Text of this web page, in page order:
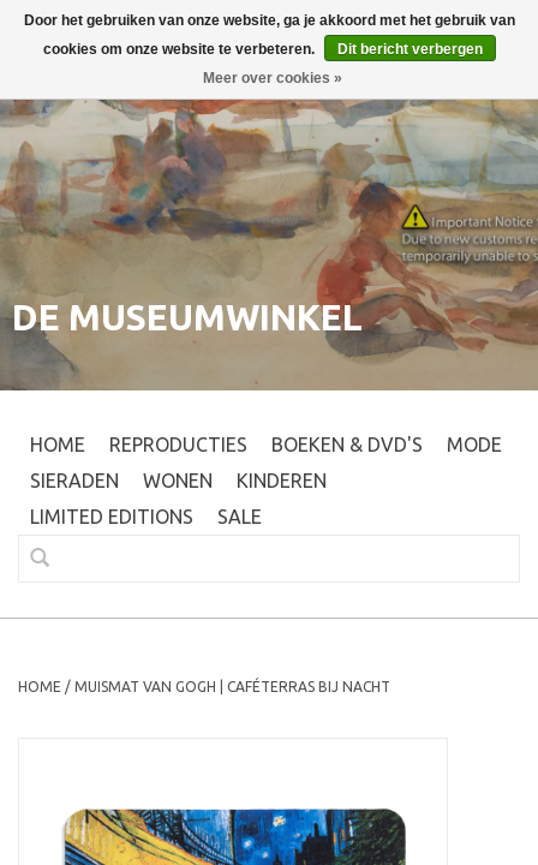
Inloggen 0
DE MUSEUMWINKEL
HOME REPRODUCTIES BOEKEN & DVD'S
MODE
SIERADEN
WONEN
KINDEREN
LIMITED EDITIONS
SALE
HOME / MUISMAT VAN GOGH | CAFÉTERRAS BIJ NACHT
Door het gebruiken van onze website, ga je akkoord met het gebruik van
cookies om onze website te verbeteren.
Dit bericht verbergen
Meer over cookies »